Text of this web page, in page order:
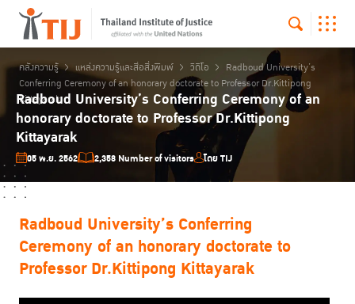
คลังความรู้ แหล่งความรู้และสื่อสิ่งพิมพ์ วิดีโอ
Radboud University’s
Conferring Ceremony of an honorary doctorate to Professor Dr.Kittipong
Kittayarak
Radboud University’s Conferring Ceremony of an
honorary doctorate to Professor Dr.Kittipong
Kittayarak
05 พ.ย. 2562 2,358 Number of visitors โดย TIJ
Radboud University’s Conferring
Ceremony of an honorary doctorate to
Professor Dr.Kittipong Kittayarak